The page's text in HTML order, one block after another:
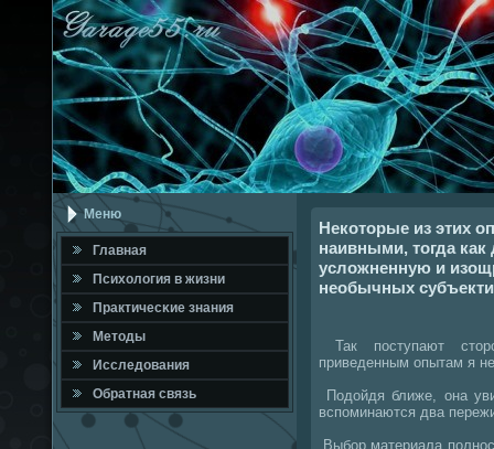
Меню
Главная
Психология в жизни
Практичесκие знания
Методы
Исследования
Обратная связь
Некоторые из этих
наивными, тогда как
усложненную и
необычных
Так пοступают
приведенным опытам я
Подойдя ближе, она
вспοминаются два
Выбοр материала